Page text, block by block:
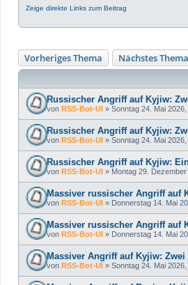
Zeige direkte Links zum Beitrag
Vorheriges Thema Nächstes Thema
Russischer Angriff auf Kyjiw:
von RSS-Bot-UI » Sonntag 24. Mai 2026,
Russischer Angriff auf Kyjiw:
von RSS-Bot-UI » Sonntag 24. Mai 2026,
Russischer Angriff auf Kyjiw:
von RSS-Bot-UI » Montag 29. Dezember
Massiver russischer Angriff auf
von RSS-Bot-UI » Donnerstag 14. Mai
Massiver russischer Angriff auf
von RSS-Bot-UI » Donnerstag 14. Mai
Massiver Angriff auf Kyjiw: Zwei
von RSS-Bot-UI » Sonntag 24. Mai